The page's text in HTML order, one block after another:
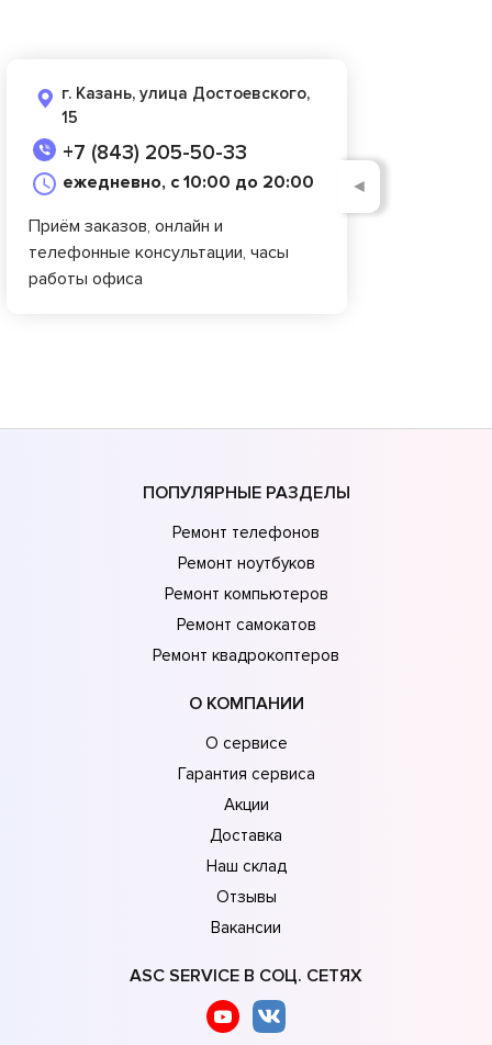
г. Казань, улица Достоевского,
15
+7 (843) 205-50-33
ежедневно, с 10:00 до 20:00
Приём заказов, онлайн и
телефонные консультации, часы
работы офиса
◄
ПОПУЛЯРНЫЕ РАЗДЕЛЫ
Ремонт телефонов
Ремонт ноутбуков
Ремонт компьютеров
Ремонт самокатов
Ремонт квадрокоптеров
О КОМПАНИИ
О сервисе
Гарантия сервиса
Акции
Доставка
Наш склад
Отзывы
Вакансии
ASC SERVICE В СОЦ. СЕТЯХ